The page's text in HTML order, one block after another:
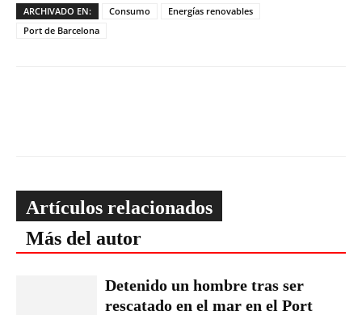
ARCHIVADO EN: Consumo
Energías renovables
Port de Barcelona
Artículos relacionados
Más del autor
Detenido un hombre tras ser
rescatado en el mar en el Port